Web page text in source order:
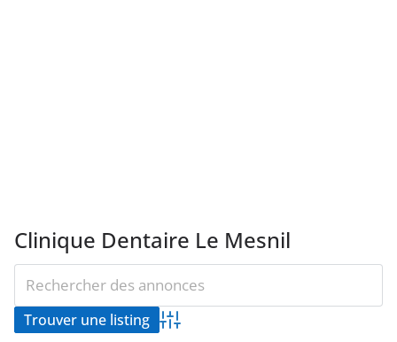
Clinique Dentaire Le Mesnil
Advanced Search